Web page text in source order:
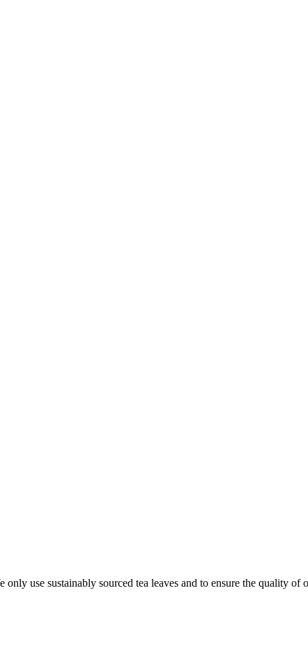
use sustainably sourced tea leaves and to ensure the quality of